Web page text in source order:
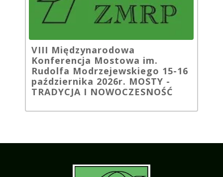
VIII Międzynarodowa
Konferencja Mostowa im.
Rudolfa Modrzejewskiego 15-16
października 2026r. MOSTY -
TRADYCJA I NOWOCZESNOŚĆ